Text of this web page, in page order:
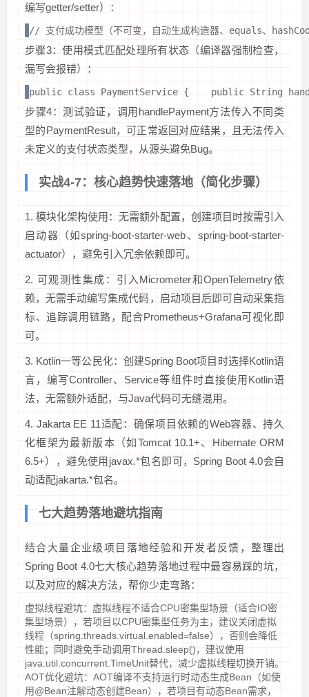
编写getter/setter）：
// 支付成功模型（不可变，自动生成构造器、equals
步骤3：使用模式匹配处理所有状态（编译器强制检查，
漏写会报错）：
public class PaymentService {    public String
步骤4：测试验证，调用handlePayment方法传入不同类
型的PaymentResult，可正常返回对应结果，且无法传入
未定义的支付状态类型，从源头避免Bug。
实战4-7：核心趋势快速落地（简化步骤）
1. 模块化架构使用：无需额外配置，创建项目时按需引入
启动器（如spring-boot-starter-web、spring-boot-starter-
actuator），避免引入冗余依赖即可。
2. 可观测性集成：引入Micrometer和OpenTelemetry依
赖，无需手动编写集成代码，启动项目后即可自动采集指
标、追踪调用链路，配合Prometheus+Grafana可视化即
可。
3. Kotlin一等公民化：创建Spring Boot项目时选择Kotlin语
言，编写Controller、Service等组件时直接使用Kotlin语
法，无需额外适配，与Java代码可无缝混用。
4. Jakarta EE 11适配：确保项目依赖的Web容器、持久
化框架为最新版本（如Tomcat 10.1+、Hibernate ORM
6.5+），避免使用javax.*包名即可，Spring Boot 4.0会自
动适配jakarta.*包名。
七大趋势落地避坑指南
结合大量企业级项目落地经验和开发者反馈，整理出
Spring Boot 4.0七大核心趋势落地过程中最容易踩的坑，
以及对应的解决方法，帮你少走弯路：
虚拟线程避坑：虚拟线程不适合CPU密集型场景（适合IO密
集型场景），若项目以CPU密集型任务为主，建议关闭虚拟
线程（spring.threads.virtual.enabled=false），否则会降低
性能；同时避免手动调用Thread.sleep()，建议使用
java.util.concurrent.TimeUnit替代，减少虚拟线程切换开销。
AOT优化避坑：AOT编译不支持运行时动态生成Bean（如使
用@Bean注解动态创建Bean），若项目有动态Bean需求，